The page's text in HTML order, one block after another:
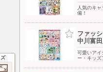
人気のキ
備！
ファッ
中川富
可愛いアイ
ー・キッズ